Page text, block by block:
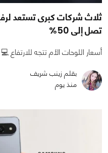
ثلاث شركات كبرى تستعد
تصل إلى 50%
أسعار اللوحات الأم تتجه للارتفاع 💻
بقلم زينب شريف
منذ يوم